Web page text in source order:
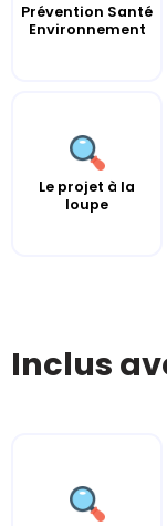
Prévention Santé
Environnement
Le projet à la
loupe
Inclus